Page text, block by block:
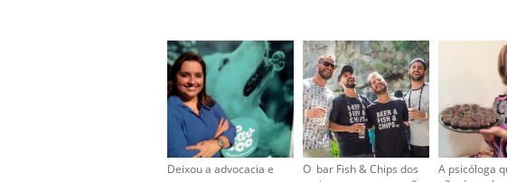
Deixou a advocacia e
O bar Fish & Chips dos
A psicóloga